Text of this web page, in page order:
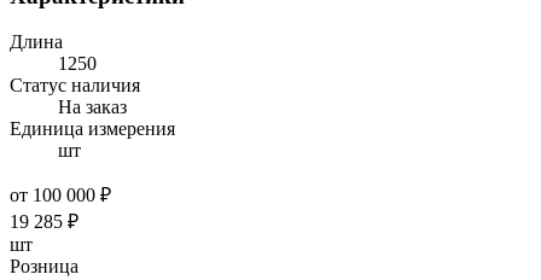
Длина
1250
Статус наличия
На заказ
Единица измерения
шт
от 100 000 ₽
19 285 ₽
шт
Розница